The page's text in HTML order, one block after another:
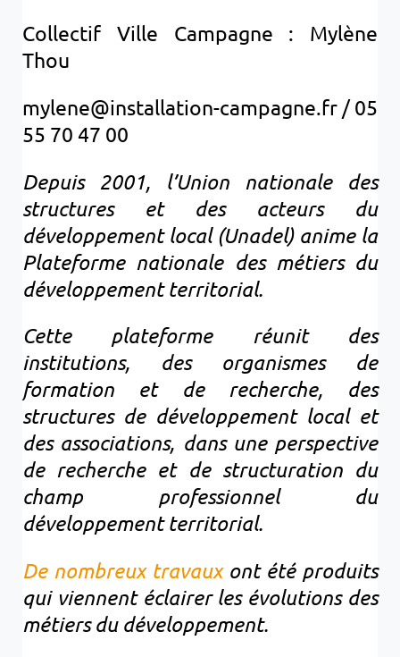
Collectif Ville Campagne : Mylène
Thou
mylene@installation-campagne.fr / 05
55 70 47 00
Depuis 2001, l’Union nationale des
structures et des acteurs du
développement local (Unadel) anime la
Plateforme nationale des métiers du
développement territorial.
Cette plateforme réunit des
institutions, des organismes de
formation et de recherche, des
structures de développement local et
des associations, dans une perspective
de recherche et de structuration du
champ professionnel du
développement territorial.
De nombreux travauxont été produits
qui viennent éclairer les évolutions des
métiers du développement.